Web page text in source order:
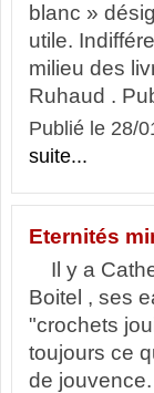
blanc »
utile.
milieu des
Ruhaud .
Publié le 28/
suite...
Eternités
Il y a
Boitel , ses
"crochets
toujours ce
de